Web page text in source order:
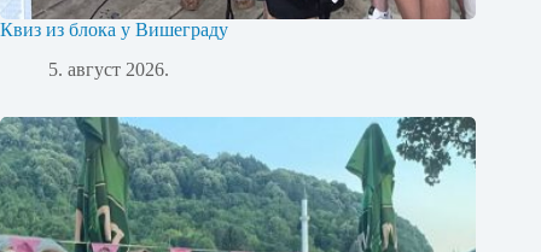
Квиз из блока у Вишеграду
5. август 2026.